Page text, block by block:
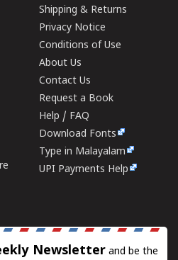
Shipping & Returns
Privacy Notice
Conditions of Use
About Us
Contact Us
Request a Book
Help / FAQ
Download Fonts
Type in Malayalam
UPI Payments Help
Newsletter and be the